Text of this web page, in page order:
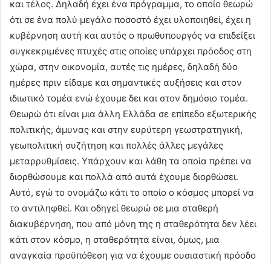
και τέλος. Δηλαδή έχει ένα πρόγραμμα, το οποίο θεωρώ
ότι σε ένα πολύ μεγάλο ποσοστό έχει υλοποιηθεί, έχει η
κυβέρνηση αυτή και αυτός ο πρωθυπουργός να επιδείξει
συγκεκριμένες πτυχές στις οποίες υπάρχει πρόοδος στη
χώρα, στην οικονομία, αυτές τις ημέρες, δηλαδή δύο
ημέρες πριν είδαμε και σημαντικές αυξήσεις και στον
ιδιωτικό τομέα ενώ έχουμε δει και στον δημόσιο τομέα.
Θεωρώ ότι είναι μια άλλη Ελλάδα σε επίπεδο εξωτερικής
πολιτικής, άμυνας και στην ευρύτερη γεωστρατηγική,
γεωπολιτική συζήτηση και πολλές άλλες μεγάλες
μεταρρυθμίσεις. Υπάρχουν και λάθη τα οποία πρέπει να
διορθώσουμε και πολλά από αυτά έχουμε διορθώσει.
Αυτό, εγώ το ονομάζω κάτι το οποίο ο κόσμος μπορεί να
το αντιληφθεί. Και οδηγεί θεωρώ σε μια σταθερή
διακυβέρνηση, που από μόνη της η σταθερότητα δεν λέει
κάτι στον κόσμο, η σταθερότητα είναι, όμως, μια
αναγκαία προϋπόθεση για να έχουμε ουσιαστική πρόοδο